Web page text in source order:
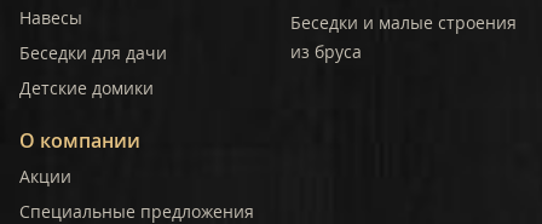
Навесы
Беседки для дачи
Детские домики
Беседки и малые строения
из бруса
О компании
Акции
Специальные предложения